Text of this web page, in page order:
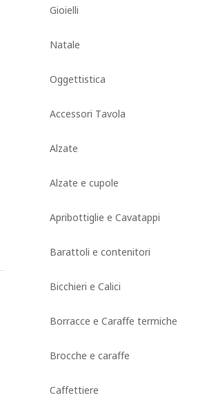
Gioielli
Natale
Oggettistica
Accessori Tavola
Alzate
Alzate e cupole
Apribottiglie e Cavatappi
Barattoli e contenitori
Bicchieri e Calici
Borracce e Caraffe termiche
Brocche e caraffe
Caffettiere